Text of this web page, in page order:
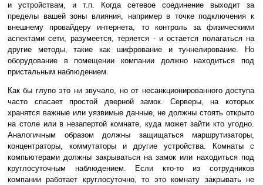
и устройствам, и т.п. Когда сетевое соединение выходит за
пределы вашей зоны влияния, например в точке подключения к
внешнему провайдеру интернета, то контроль за физическими
аспектами сети, разумеется, теряется - и остается полагаться на
другие методы, такие как шифрование и туннелирование. Но
оборудование в помещении компании должно находиться под
пристальным наблюдением.
Как бы глупо это ни звучало, но от несанкционированного доступа
часто спасает простой дверной замок. Серверы, на которых
хранятся важные или уязвимые данные, не должны стоять открыто
на столе или в незапертой комнате, куда может зайти кто угодно.
Аналогичным образом должны защищаться маршрутизаторы,
концентраторы, коммутаторы и другие устройства. Комнаты с
компьютерами должны закрываться на замок или находиться под
круглосуточным наблюдением. Если кто-то из сотрудников
компании работает круглосуточно, то это комнату закрывать не